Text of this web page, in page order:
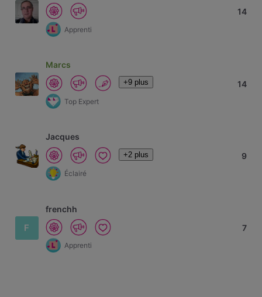
Apprenti
14
Marcs
+9 plus
Top Expert
14
Jacques
+2 plus
Éclairé
9
F
frenchh
Apprenti
7